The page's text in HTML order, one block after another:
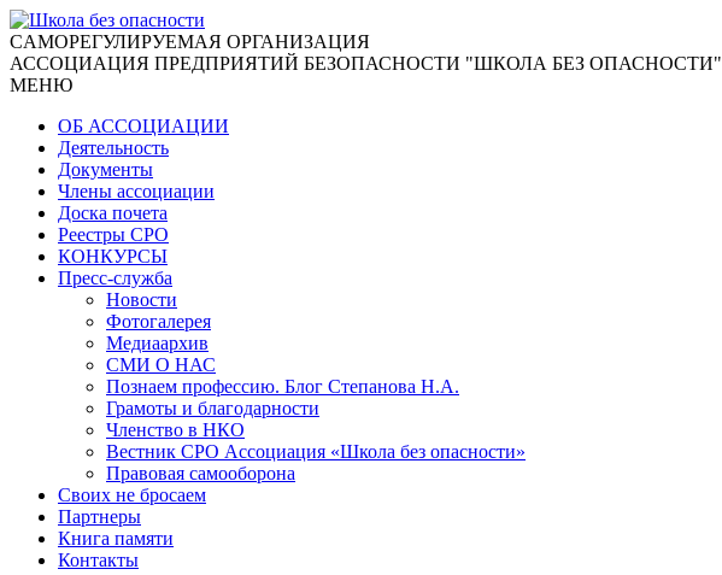
CАМОРЕГУЛИРУЕМАЯ ОРГАНИЗАЦИЯ
АССОЦИАЦИЯ ПРЕДПРИЯТИЙ БЕЗОПАСНОСТИ "ШКОЛА БЕЗ ОПАСНОСТИ"
МЕНЮ
ОБ АССОЦИАЦИИ
Деятельность
Документы
Члены ассоциации
Доска почета
Реестры СРО
КОНКУРСЫ
Пресс-служба
Новости
Фотогалерея
Медиаархив
СМИ О НАС
Познаем профессию. Блог Степанова Н.А.
Грамоты и благодарности
Членство в НКО
Вестник СРО Ассоциация «Школа без опасности»
Правовая самооборона
Своих не бросаем
Партнеры
Книга памяти
Контакты